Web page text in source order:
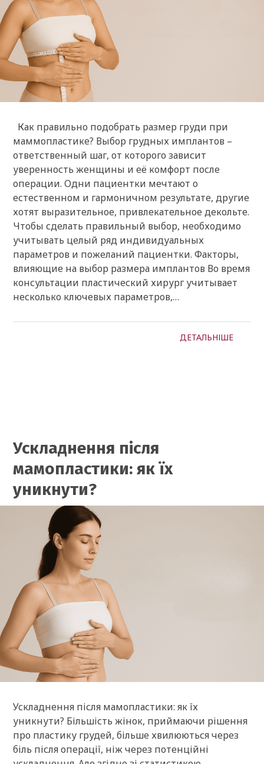
Как правильно подобрать размер груди при
маммопластике? Выбор грудных имплантов –
ответственный шаг, от которого зависит
уверенность женщины и её комфорт после
операции. Одни пациентки мечтают о
естественном и гармоничном результате, другие
хотят выразительное, привлекательное декольте.
Чтобы сделать правильный выбор, необходимо
учитывать целый ряд индивидуальных
параметров и пожеланий пациентки. Факторы,
влияющие на выбор размера имплантов Во время
консультации пластический хирург учитывает
несколько ключевых параметров,…
ДЕТАЛЬНІШЕ
Ускладнення після
мамопластики: як їх
уникнути?
Ускладнення після мамопластики: як їх
уникнути? Більшість жінок, приймаючи рішення
про пластику грудей, більше хвилюються через
біль після операції, ніж через потенційні